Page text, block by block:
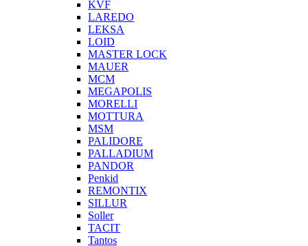
KVF
LAREDO
LEKSA
LOID
MASTER LOCK
MAUER
MCM
MEGAPOLIS
MORELLI
MOTTURA
MSM
PALIDORE
PALLADIUM
PANDOR
Penkid
REMONTIX
SILLUR
Soller
TACIT
Tantos